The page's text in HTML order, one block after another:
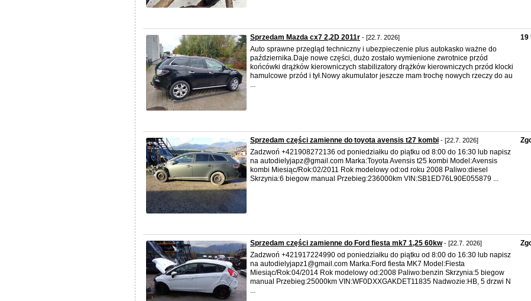
Sprzedam Mazda cx7 2,2D 2011r - [22.7. 2026]
Auto sprawne przegląd techniczny i ubezpieczenie plus autokasko ważne do
października.Daje nowe części, dużo zostało wymienione zwrotnice przód
końcówki drążków kierowniczych stabilizatory drążków kierowniczych przód klocki
hamulcowe przód i tył.Nowy akumulator jeszcze mam trochę nowych rzeczy do au
...
19
Sprzedam części zamienne do toyota avensis t27 kombi - [22.7. 2026]
Zadzwoń +421908272136 od poniedziałku do piątku od 8:00 do 16:30 lub napisz
na autodielyjapz@gmail.com Marka:Toyota Avensis t25 kombi Model:Avensis
kombi Miesiąc/Rok:02/2011 Rok modelowy od:od roku 2008 Paliwo:diesel
Skrzynia:6 biegow manual Przebieg:236000km VIN:SB1ED76L90E055879 ...
Sprzedam części zamienne do Ford fiesta mk7 1,25 60kw- [22.7. 2026]
Zadzwoń +421917224990 od poniedziałku do piątku od 8:00 do 16:30 lub napisz
na autodielyjapz1@gmail.com Marka:Ford fiesta MK7 Model:Fiesta
Miesiąc/Rok:04/2014 Rok modelowy od:2008 Paliwo:benzin Skrzynia:5 biegow
manual Przebieg:25000km VIN:WF0DXXGAKDET11835 Nadwozie:HB, 5 drzwi N
...